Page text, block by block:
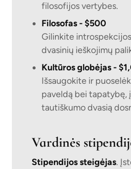
filosofijos vertybes.
Filosofas - $500
Gilinkite
dvasinių ieškojimų
Kultūros globėjas -
Išsaugokite ir
paveldą bei tapatybę,
tautiškumo dvasią
Vardinės
Stipendijos steigėjas.